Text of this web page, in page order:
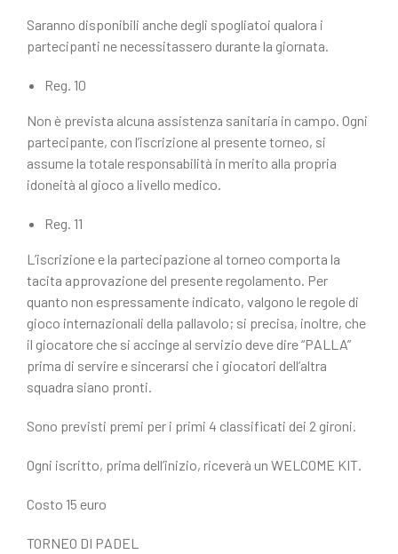
Saranno disponibili anche degli spogliatoi qualora i
partecipanti ne necessitassero durante la giornata.
Reg. 10
Non è prevista alcuna assistenza sanitaria in campo. Ogni
partecipante, con l’iscrizione al presente torneo, si
assume la totale responsabilità in merito alla propria
idoneità al gioco a livello medico.
Reg. 11
L’iscrizione e la partecipazione al torneo comporta la
tacita approvazione del presente regolamento. Per
quanto non espressamente indicato, valgono le regole di
gioco internazionali della pallavolo; si precisa, inoltre, che
il giocatore che si accinge al servizio deve dire “PALLA”
prima di servire e sincerarsi che i giocatori dell’altra
squadra siano pronti.
Sono previsti premi per i primi 4 classificati dei 2 gironi.
Ogni iscritto, prima dell’inizio, riceverà un WELCOME KIT.
Costo 15 euro
TORNEO DI PADEL